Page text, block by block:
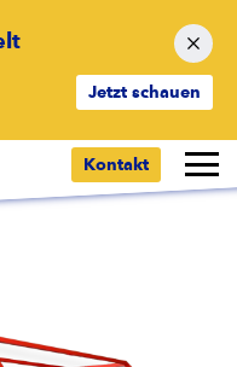
Jetzt schauen
Kontakt